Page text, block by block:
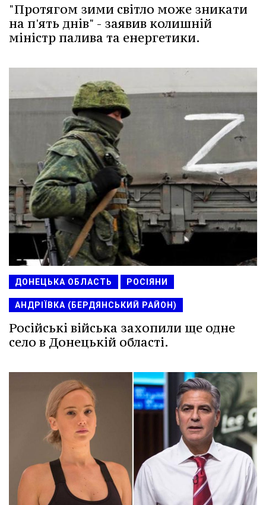
"Протягом зими світло може зникати
на п'ять днів" - заявив колишній
міністр палива та енергетики.
ДОНЕЦЬКА ОБЛАСТЬ РОСІЯНИ
АНДРІЇВКА (БЕРДЯНСЬКИЙ РАЙОН)
Російські війська захопили ще одне
село в Донецькій області.